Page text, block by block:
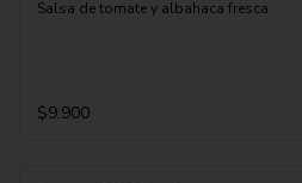
Salsa de tomate y albahaca fresca
$9.900